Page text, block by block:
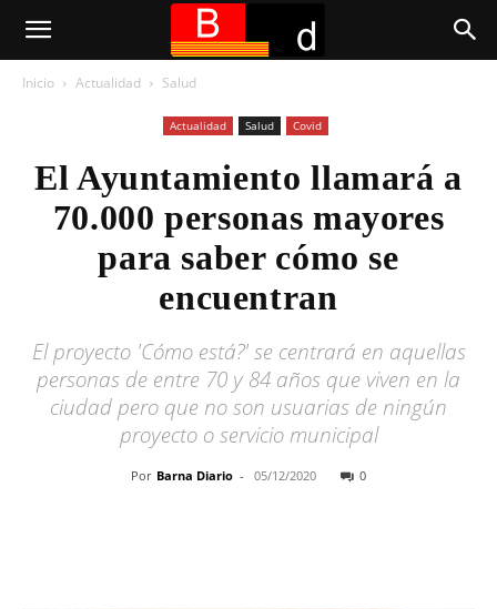
Inicio Actualidad Salud
Actualidad Salud Covid
El Ayuntamiento llamará a
70.000 personas mayores
para saber cómo se
encuentran
El proyecto 'Cómo está?' se centrará en aquellas
personas de entre 70 y 84 años que viven en la
ciudad pero que no son usuarias de ningún
proyecto o servicio municipal
Por Barna Diario - 05/12/2020 0